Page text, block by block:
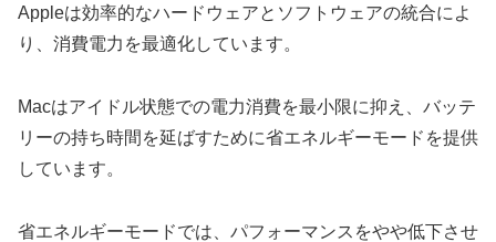
Appleは効率的なハードウェアとソフトウェアの統合によ
り、消費電力を最適化しています。
Macはアイドル状態での電力消費を最小限に抑え、バッテ
リーの持ち時間を延ばすために省エネルギーモードを提供
しています。
省エネルギーモードでは、パフォーマンスをやや低下させ